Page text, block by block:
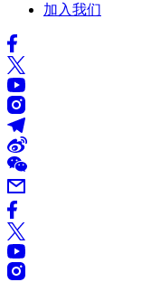
加入我们